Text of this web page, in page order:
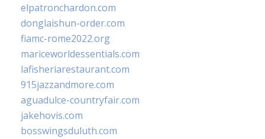
elpatronchardon.com
donglaishun-order.com
fiamc-rome2022.org
mariceworldessentials.com
lafisheriarestaurant.com
915jazzandmore.com
aguadulce-countryfair.com
jakehovis.com
bosswingsduluth.com